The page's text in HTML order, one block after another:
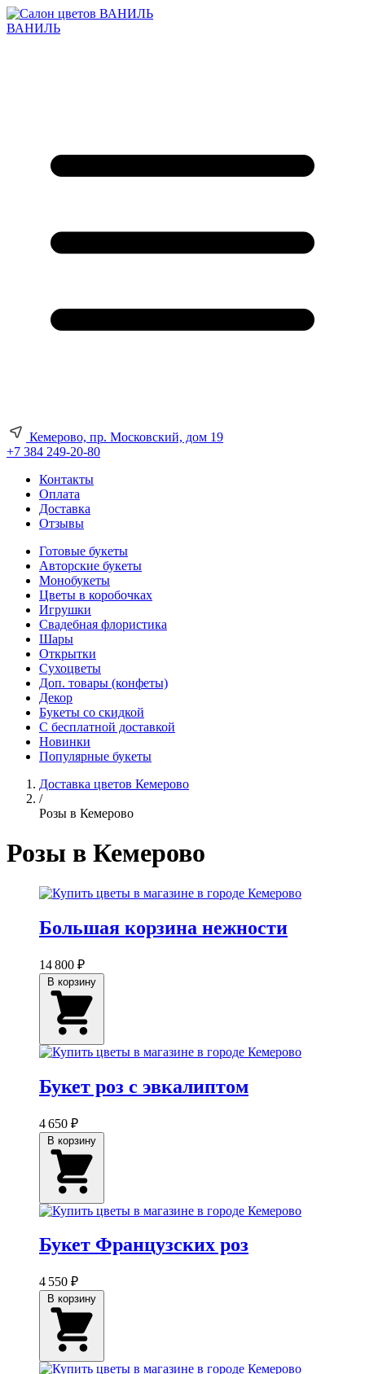
ВАНИЛЬ
Кемерово, пр. Московский, дом 19
+7 384 249-20-80
Контакты
Оплата
Доставка
Отзывы
Готовые букеты
Авторские букеты
Монобукеты
Цветы в коробочках
Игрушки
Свадебная флористика
Шары
Открытки
Сухоцветы
Доп. товары (конфеты)
Декор
Букеты со скидкой
С бесплатной доставкой
Новинки
Популярные букеты
Доставка цветов Кемерово
/
Розы в Кемерово
Розы в Кемерово
Большая корзина нежности
14 800 ₽
Букет роз с эвкалиптом
4 650 ₽
Букет Французских роз
4 550 ₽